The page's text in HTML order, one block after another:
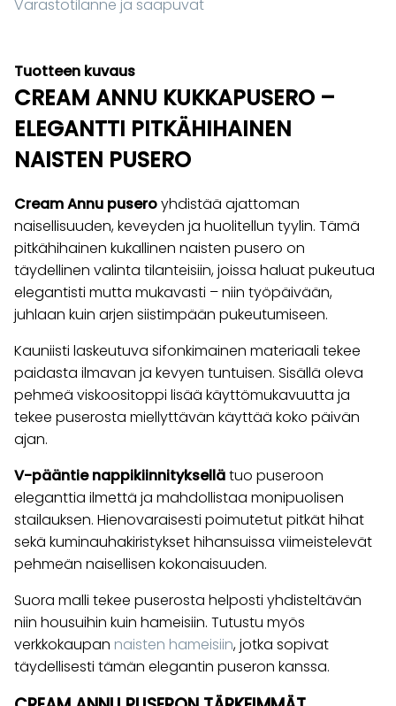
Varastotilanne ja saapuvat
Tuotteen kuvaus
CREAM ANNU KUKKAPUSERO –
ELEGANTTI PITKÄHIHAINEN
NAISTEN PUSERO
Cream Annu puseroyhdistää ajattoman
naisellisuuden, keveyden ja huolitellun tyylin. Tämä
pitkähihainen kukallinen naisten pusero on
täydellinen valinta tilanteisiin, joissa haluat pukeutua
elegantisti mutta mukavasti – niin työpäivään,
juhlaan kuin arjen siistimpään pukeutumiseen.
Kauniisti laskeutuva sifonkimainen materiaali tekee
paidasta ilmavan ja kevyen tuntuisen. Sisällä oleva
pehmeä viskoositoppi lisää käyttömukavuutta ja
tekee puserosta miellyttävän käyttää koko päivän
ajan.
V-pääntie nappikiinnityksellätuo puseroon
eleganttia ilmettä ja mahdollistaa monipuolisen
stailauksen. Hienovaraisesti poimutetut pitkät hihat
sekä kuminauhakiristykset hihansuissa viimeistelevät
pehmeän naisellisen kokonaisuuden.
Suora malli tekee puserosta helposti yhdisteltävän
niin housuihin kuin hameisiin. Tutustu myös
verkkokaupan naisten hameisiin, jotka sopivat
täydellisesti tämän elegantin puseron kanssa.